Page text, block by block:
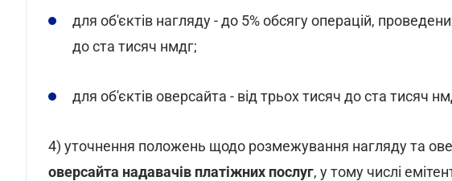
для об'єктів нагляду - до 5% обсягу операцій,
до ста тисяч нмдг;
для об'єктів оверсайта - від трьох тисяч до ста тисяч
4) уточнення положень щодо розмежування нагляду та
оверсайта надавачів платіжних послуг, у тому числі